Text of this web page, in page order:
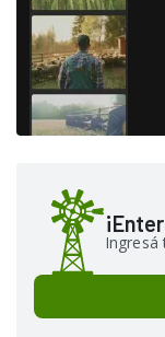
Ingresá